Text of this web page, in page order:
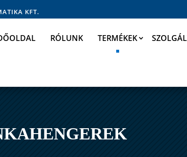
KFT.
RÓLUNK TERMÉKEK